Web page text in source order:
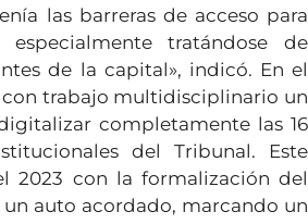
las barreras de acceso para
especialmente tratándose de
de la capital», indicó. En el
con trabajo multidisciplinario un
completamente las 16
del Tribunal. Este
2023 con la formalización del
un auto acordado, marcando un